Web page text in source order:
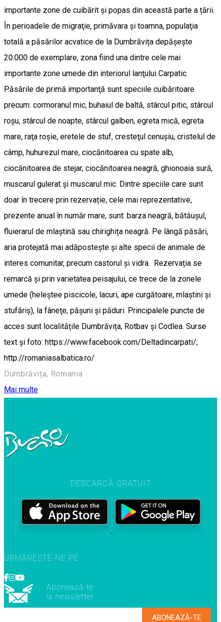
importante zone de cuibărit şi popas din această parte a țării.
În perioadele de migraţie, primăvara și toamna, populaţia
totală a păsărilor acvatice de la Dumbrăvița depăşeşte
20.000 de exemplare, zona fiind una dintre cele mai
importante zone umede din interiorul lanţului Carpatic.
Păsările de primă importanţă sunt speciile cuibăritoare
precum: cormoranul mic, buhaiul de baltă, stârcul pitic, stârcul
roşu, stârcul de noapte, stârcul galben, egreta mică, egreta
mare, raţa roşie, eretele de stuf, cresteţul cenuşiu, cristelul de
câmp, huhurezul mare, ciocănitoarea cu spate alb,
ciocănitoarea de stejar, ciocănitoarea neagră, ghionoaia sură,
muscarul gulerat și muscarul mic. Dintre speciile care sunt
doar în trecere prin rezervație, cele mai reprezentative,
prezente anual în număr mare, sunt: barza neagră, bătăușul,
fluierarul de mlaștină sau chirighița neagră. Pe lângă păsări,
aria protejată mai adăpostește și alte specii de animale de
interes comunitar, precum castorul și vidra. Rezervația se
remarcă și prin varietatea peisajului, ce trece de la zonele
umede (heleştee piscicole, lacuri, ape curgătoare, mlaştini și
stufăriş), la fâneţe, păşuni şi păduri. Principalele puncte de
acces sunt localitățile Dumbrăvița, Rotbav și Codlea. Surse
text și foto: https://www.facebook.com/Deltadincarpati/;
http://romaniasalbatica.ro/
Dumbrăvița, Romania
Mai multe
DESCARCĂ GRATUIT
URMĂREȘTE-NE PE
Abonează-te
la newsletter